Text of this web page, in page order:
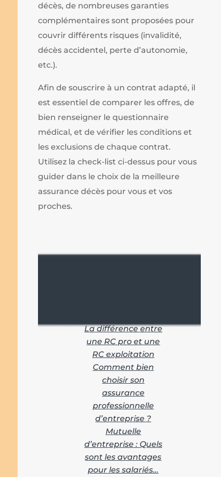
décès, de nombreuses garanties
complémentaires sont proposées pour
couvrir différents risques (invalidité,
décès accidentel, perte d’autonomie,
etc.).
Afin de souscrire à un contrat adapté, il
est essentiel de comparer les offres, de
bien renseigner le questionnaire
médical, et de vérifier les conditions et
les exclusions de chaque contrat.
Utilisez la check-list ci-dessus pour vous
guider dans le choix de la meilleure
assurance décès pour vous et vos
proches.
La différence entre
une RC pro et une
RC exploitation
Comment bien
choisir son
assurance
professionnelle
d’entreprise ?
Mutuelle
d’entreprise : Quels
sont les avantages
pour les salariés…